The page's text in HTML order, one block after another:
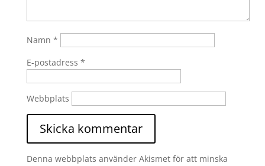
Namn *
E-postadress *
Webbplats
Denna webbplats använder Akismet för att minska